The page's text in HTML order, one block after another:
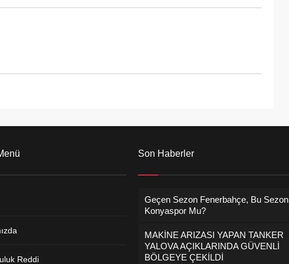
Başkanları, yapılan
Adnan Menderes Mahallesi Muhtarı
Reddi
Son Haberler
Geçen Sezon Fenerbahçe, Bu Sezon
Konyaspor Mu?
MAKİNE ARIZASI YAPAN TANKER
YALOVA AÇIKLARINDA GÜVENLİ
BÖLGEYE ÇEKİLDİ